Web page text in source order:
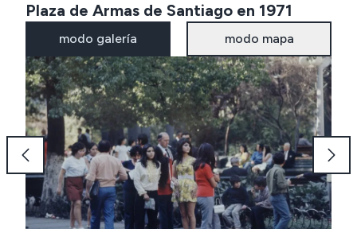
Plaza de Armas de Santiago en 1971
modo galería modo mapa